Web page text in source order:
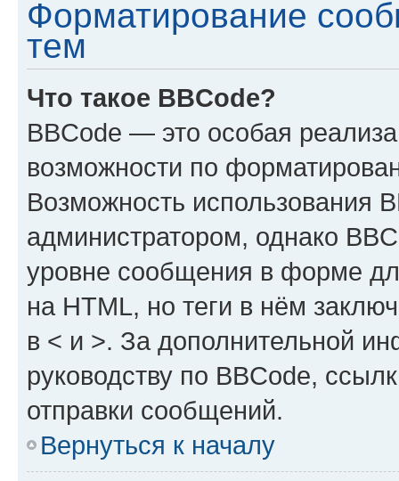
Форматирование
тем
Что такое BBCode?
BBCode — это особая
возможности по
Возможность использования
администратором, однако
уровне сообщения в форме
на HTML, но теги в нём
в < и >. За дополнительной
руководству по BBCode,
отправки сообщений.
Вернуться к началу